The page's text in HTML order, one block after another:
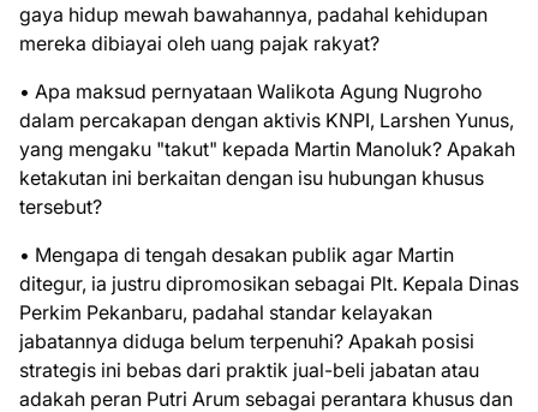
gaya hidup mewah bawahannya, padahal kehidupan
mereka dibiayai oleh uang pajak rakyat?
• Apa maksud pernyataan Walikota Agung Nugroho
dalam percakapan dengan aktivis KNPI, Larshen Yunus,
yang mengaku "takut" kepada Martin Manoluk? Apakah
ketakutan ini berkaitan dengan isu hubungan khusus
tersebut?
• Mengapa di tengah desakan publik agar Martin
ditegur, ia justru dipromosikan sebagai Plt. Kepala Dinas
Perkim Pekanbaru, padahal standar kelayakan
jabatannya diduga belum terpenuhi? Apakah posisi
strategis ini bebas dari praktik jual-beli jabatan atau
adakah peran Putri Arum sebagai perantara khusus dan